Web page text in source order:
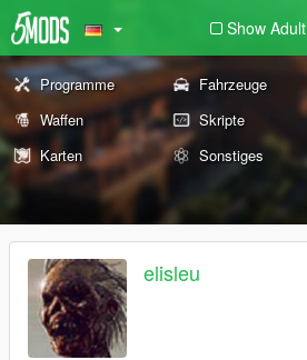
Show Adult
Programme Fahrzeuge
Waffen
Skripte
Karten
Sonstiges
elisleu